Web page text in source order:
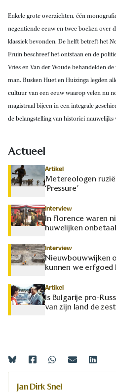
Enkele grote overzichten, één
negentiende eeuw en twee boeken over
klassiek bevonden. De helft betreft het
Fruin beschreef het ontstaan en de
Vries en Van der Woude behandelden
man. Busken Huet en Huizinga legden
cultuur van een eeuw waarop velen nu
magistraal bijeen in een integrale
de belangstelling van historici nauwelijks
Actueel
Artikel
Metereologen
‘Pressure’
Interview
In Florence waren
huwelijken
Interview
Nieuwbouwwijken
kunnen we erfgoed
Artikel
Is Bulgarije pro-
van zijn land de
Jan Dirk Snel